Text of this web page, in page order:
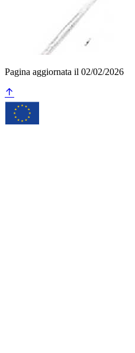
Pagina aggiornata il 02/02/2026